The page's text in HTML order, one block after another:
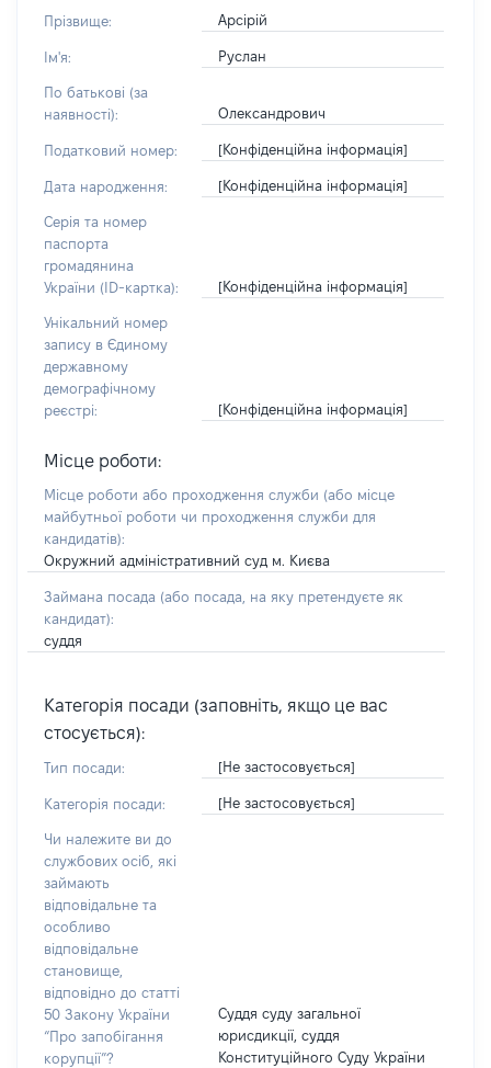
Прізвище: Арсірій
Ім'я: Руслан
По батькові (за
наявності):
Олександрович
Податковий номер: [Конфіденційна інформація]
Дата народження: [Конфіденційна інформація]
Серія та номер
паспорта
громадянина
України (ID-картка):
[Конфіденційна інформація]
Унікальний номер
запису в Єдиному
державному
демографічному
реєстрі:
[Конфіденційна інформація]
Місце роботи:
Місце роботи або проходження служби (або місце
майбутньої роботи чи проходження служби для
кандидатів):
Окружний адміністративний суд м. Києва
Займана посада (або посада, на яку претендуєте як
кандидат):
суддя
Категорія посади (заповніть, якщо це вас
стосується):
Тип посади: [Не застосовується]
Категорія посади: [Не застосовується]
Чи належите ви до
службових осіб, які
займають
відповідальне та
особливо
відповідальне
становище,
відповідно до статті
50 Закону України
“Про запобігання
корупції”?
Суддя суду загальної
юрисдикції, суддя
Конституційного Суду України